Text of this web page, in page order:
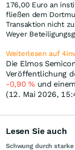
176,00 Euro an
fließen dem
Transaktion nicht
Weyer
Weiterlesen auf
Die Elmos
Veröffentlichung
-0,90% und
(12. Mai 2026,
Lesen Sie auch
Schwung durch starke